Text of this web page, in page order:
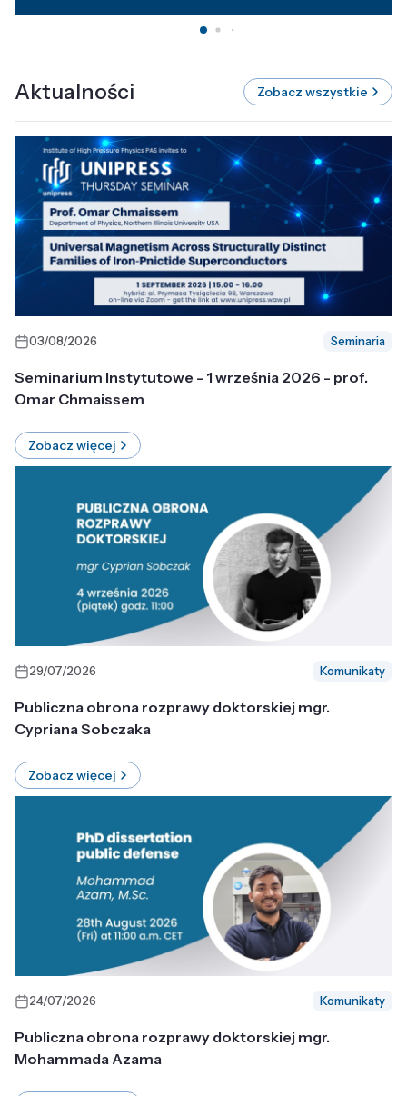
Aktualności Zobacz wszystkie
03/08/2026 Seminaria
Seminarium Instytutowe - 1 września 2026 - prof.
Omar Chmaissem
Zobacz więcej
29/07/2026 Komunikaty
Publiczna obrona rozprawy doktorskiej mgr.
Cypriana Sobczaka
Zobacz więcej
24/07/2026 Komunikaty
Publiczna obrona rozprawy doktorskiej mgr.
Mohammada Azama